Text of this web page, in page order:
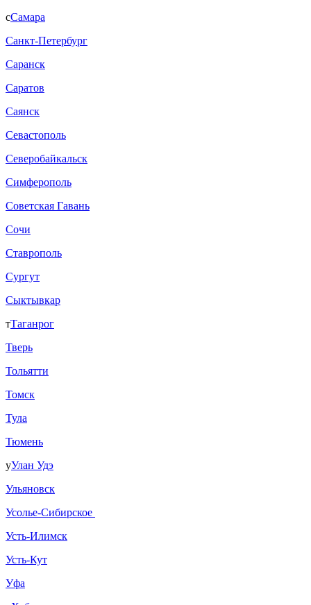
сСамара
Санкт-Петербург
Саранск
Саратов
Саянск
Севастополь
Северобайкальск
Симферополь
Советская Гавань
Сочи
Ставрополь
Сургут
Сыктывкар
тТаганрог
Тверь
Тольятти
Томск
Тула
Тюмень
уУлан Удэ
Ульяновск
Усолье-Сибирское
Усть-Илимск
Усть-Кут
Уфа